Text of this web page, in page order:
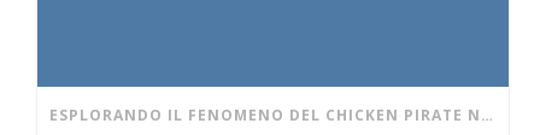
ESPLORANDO IL FENOMENO DEL CHICKEN PIRATE NEI CASINÒ DIGITALI MODERNI